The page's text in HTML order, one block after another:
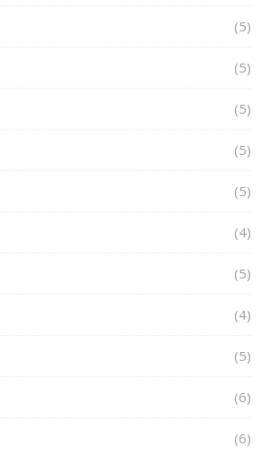
(5)
(5)
(5)
(5)
(5)
(4)
(5)
(4)
(5)
(6)
(6)